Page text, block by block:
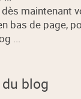
maintenant
bas de page,
...
blog